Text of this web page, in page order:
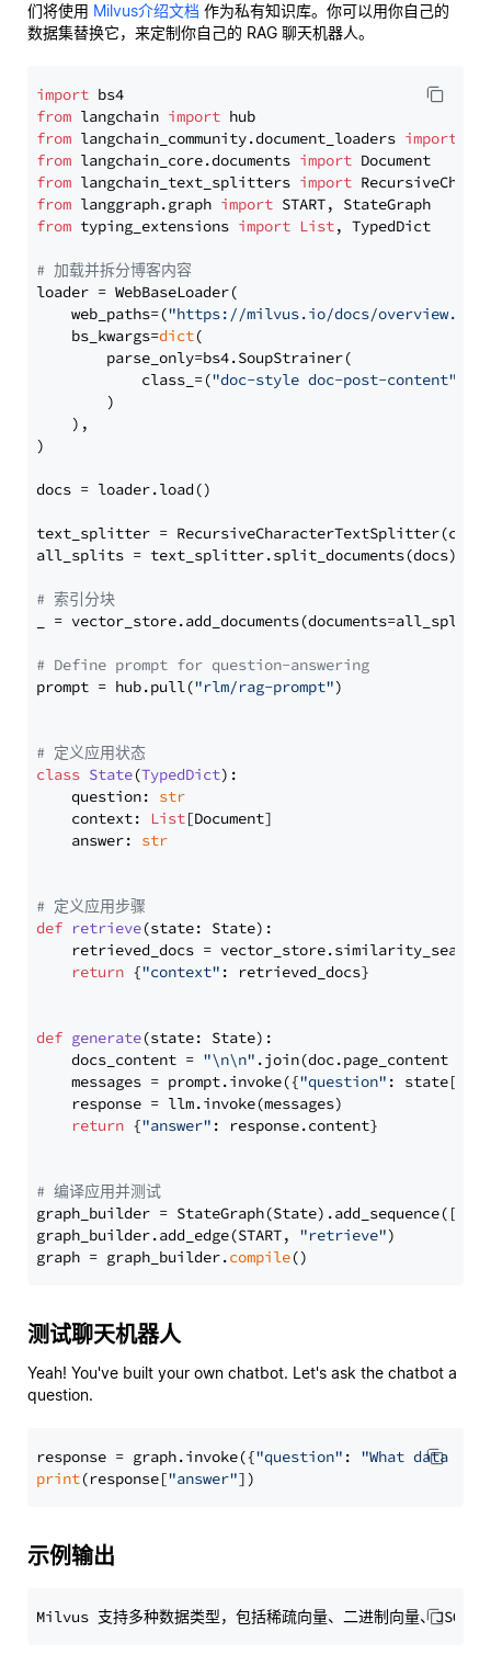
们将使用 Milvus介绍文档 作为私有知识库。你可以用你自己的
数据集替换它，来定制你自己的 RAG 聊天机器人。
import
from langchain import
from langchain_community.document_loaders import
from langchain_core.documents import
from langchain_text_splitters import
from langgraph.graph import
from typing_extensions import List, TypedDict
# 加载并拆分博客内容
loader = WebBaseLoader(
    web_paths=(
"https://milvus.io/docs/overview.md"
    bs_kwargs=
dict(
        parse_only=bs4.SoupStrainer(
            class_=(
"doc-style doc-post-content"
        )
    ),
)
docs = loader.load()
text_splitter =
all_splits = text_splitter.split_documents(docs)
# 索引分块
_ = vector_store.add_documents(documents=all_splits)
# Define prompt for question-answering
prompt = hub.pull("rlm/rag-prompt")
# 定义应用状态
class State(TypedDict):
    question:
str
    context:
List[Document]
    answer:
str
# 定义应用步骤
def retrieve(state: State):
retrieved_docs =
return {"context" : retrieved_docs}
def generate(state: State):
    docs_content =
"\n\n" .join(doc.page_content
    messages = prompt.invoke({
"question" : state[
    response = llm.invoke(messages)
return {"answer" : response.content}
# 编译应用并测试
graph_builder =
graph_builder.add_edge(START, "retrieve")
graph = graph_builder.compile
测试聊天机器人
Yeah! You've built your own chatbot. Let's ask the chatbot a
question.
response = graph.invoke({"question" : "What data
print(response["answer"
示例输出